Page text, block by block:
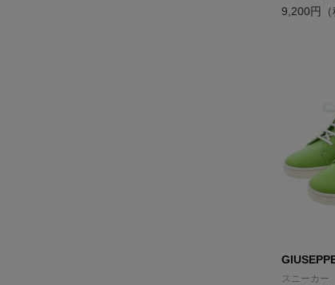
9,200円（
スニーカー